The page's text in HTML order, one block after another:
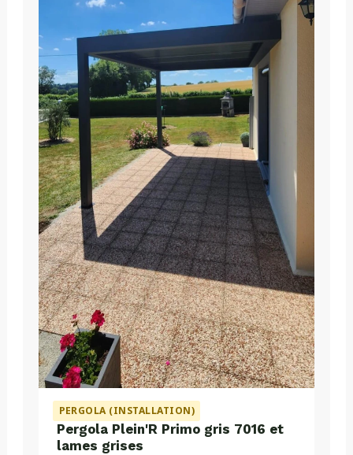
PERGOLA (INSTALLATION)
Pergola Plein'R Primo gris 7016 et
lames grises